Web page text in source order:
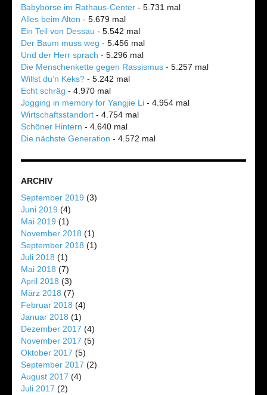
Babybörse im Rathaus-Center - 5.731 mal
Alles beim Alten - 5.679 mal
Ein Teil von Dessau - 5.542 mal
Der Baum muss weg - 5.456 mal
Und der Herr sprach - 5.296 mal
Die Menschenkette gegen Rassismus - 5.257 mal
Willst du’n Keks? - 5.242 mal
Echt schräg - 4.970 mal
Jogging in memory for Yangjie Li - 4.954 mal
Wirtschaftsstandort - 4.754 mal
Schöner Hintern - 4.640 mal
Die nächste Generation - 4.572 mal
ARCHIV
September 2019 (3)
Juni 2019 (4)
Mai 2019 (1)
November 2018 (1)
September 2018 (1)
Juli 2018 (1)
Mai 2018 (7)
April 2018 (3)
März 2018 (7)
Februar 2018 (4)
Januar 2018 (1)
Dezember 2017 (4)
November 2017 (5)
Oktober 2017 (5)
September 2017 (2)
August 2017 (4)
Juli 2017 (2)